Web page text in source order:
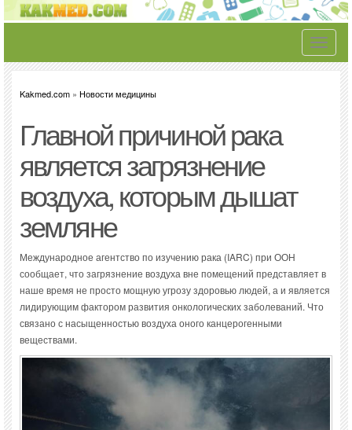
Toggle
Kakmed.com » Новости медицины
Главной причиной рака
является загрязнение
воздуха, которым дышат
земляне
Международное агентство по изучению рака (IARC) при ООН
сообщает, что загрязнение воздуха вне помещений представляет в
наше время не просто мощную угрозу здоровью людей, а и является
лидирующим фактором развития онкологических заболеваний. Что
связано с насыщенностью воздуха оного канцерогенными
веществами.